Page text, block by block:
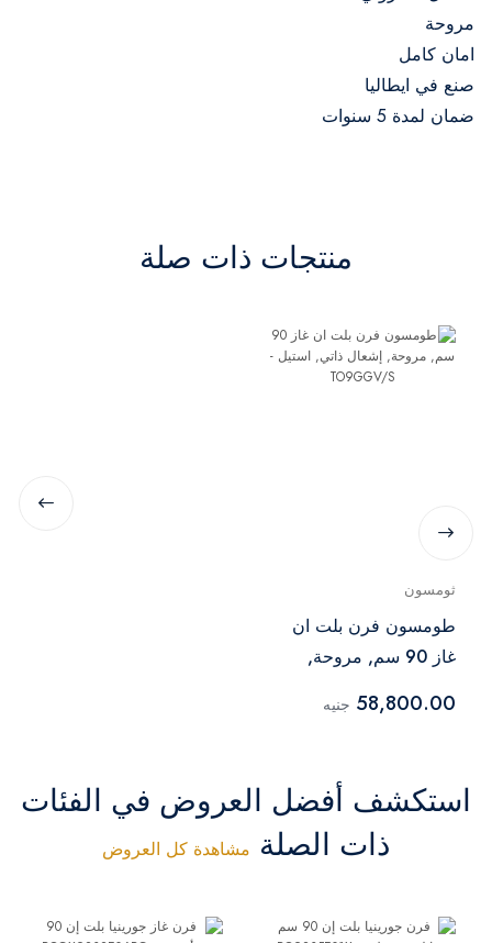
مروحة
امان كامل
صنع في ايطاليا
ضمان لمدة 5 سنوات
منتجات ذات صلة
ثومسون
طومسون فرن بلت ان
غاز 90 سم, مروحة,
TO9GGV/S
58,800.00 جنيه
استكشف أفضل العروض في الفئات
ذات الصلة مشاهدة كل العروض